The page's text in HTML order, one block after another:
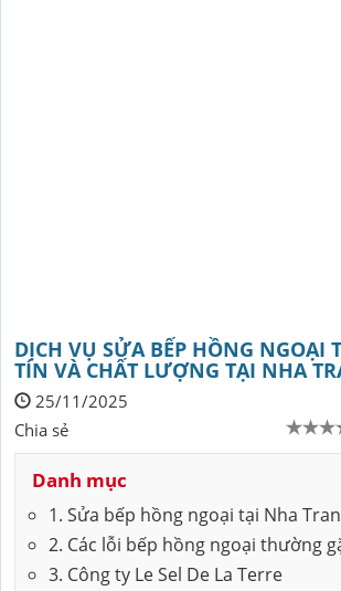
DỊCH VỤ SỬA BẾP HỒNG NGOẠI
TÍN VÀ CHẤT LƯỢNG TẠI NHA
25/11/2025
Chia sẻ
Danh mục
1. Sửa bếp hồng ngoại tại Nha
2. Các lỗi bếp hồng ngoại thường
3. Công ty Le Sel De La Terre